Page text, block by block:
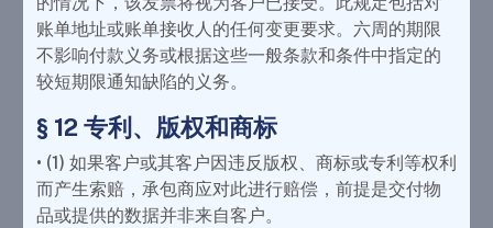
账单地址或账单接收人的任何变更要求。六周的期限
不影响付款义务或根据这些一般条款和条件中指定的
较短期限通知缺陷的义务。
§ 12 专利、版权和商标
• (1) 如果客户或其客户因违反版权、商标或专利等权利
而产生索赔，承包商应对此进行赔偿，前提是交付物
品或提供的数据并非来自客户。